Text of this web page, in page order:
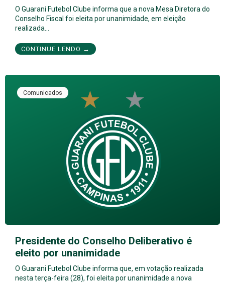
O Guarani Futebol Clube informa que a nova Mesa Diretora do
Conselho Fiscal foi eleita por unanimidade, em eleição
realizada…
CONTINUE LENDO →
Comunicados
Presidente do Conselho Deliberativo é
eleito por unanimidade
O Guarani Futebol Clube informa que, em votação realizada
nesta terça-feira (28), foi eleita por unanimidade a nova